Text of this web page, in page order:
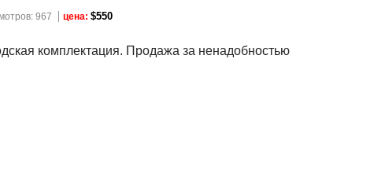
967 цена: $550
комплектация. Продажа за ненадобностью